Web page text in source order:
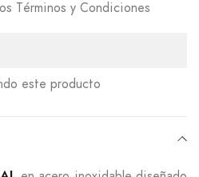
Términos y Condiciones
este producto